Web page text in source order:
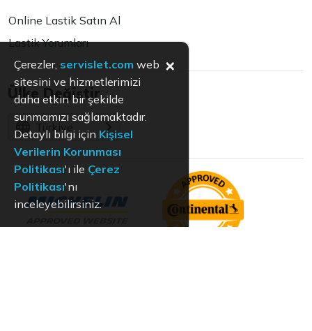
Online Lastik Satın Al
Lastik Yorumları
Ülke Değiştir
Türkiye
Çerezler, servislet.com web
sitesini ve hizmetlerimizi
daha etkin bir şekilde
sunmamızı sağlamaktadır.
Detaylı bilgi için Kişisel
Verilerin Korunması
Politikası'ı ile Çerez
Politikası'nı
inceleyebilirsiniz.
×